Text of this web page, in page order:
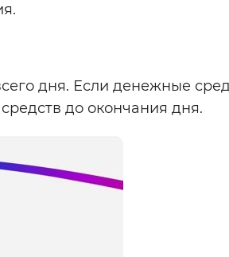
дня. Если денежные
до окончания дня.